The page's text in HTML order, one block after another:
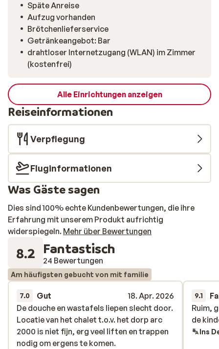
Späte Anreise
Aufzug vorhanden
Brötchenlieferservice
Getränkeangebot: Bar
drahtloser Internetzugang (WLAN) im Zimmer
(kostenfrei)
Alle Einrichtungen anzeigen
Reiseinformationen
Verpflegung
Fluginformationen
Was Gäste sagen
Dies sind 100% echte Kundenbewertungen, die ihre
Erfahrung mit unserem Produkt aufrichtig
widerspiegeln. Mehr über Bewertungen
8.2 Fantastisch
24 Bewertungen
Am häufigsten gebucht von mit familie
7.0 Gut
18. Apr. 2026
De douche en wastafels liepen slecht door.
Locatie van het chalet t.o.v. het dorp arc
2000 is niet fijn, erg veel liften en trappen
nodig om ergens te komen.
De douche en wastafels liepen slecht door.
Locatie van het chalet t.o.v. het dorp arc
2000 is niet fijn, erg veel liften en trappen
nodig om ergens te komen.
9.1
Ruim,
de
Ruim,
de
Ins